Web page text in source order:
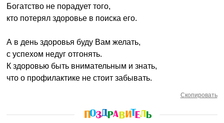
Богатство не порадует того,
кто потерял здоровье в поиска его.
А в день здоровья буду Вам желать,
с успехом недуг отгонять.
К здоровью быть внимательным и знать,
что о профилактике не стоит забывать.
Скопировать